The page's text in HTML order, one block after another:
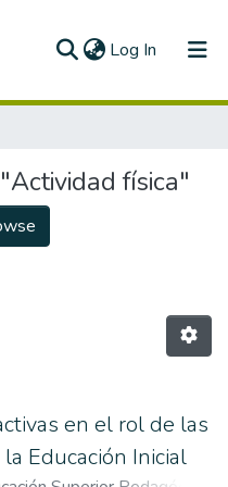
Log In (current)
física"
en el rol de las
Educación Inicial